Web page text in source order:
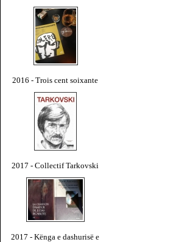
2016 - Trois cent soixante
2017 - Collectif Tarkovski
2017 - Kënga e dashurisë e